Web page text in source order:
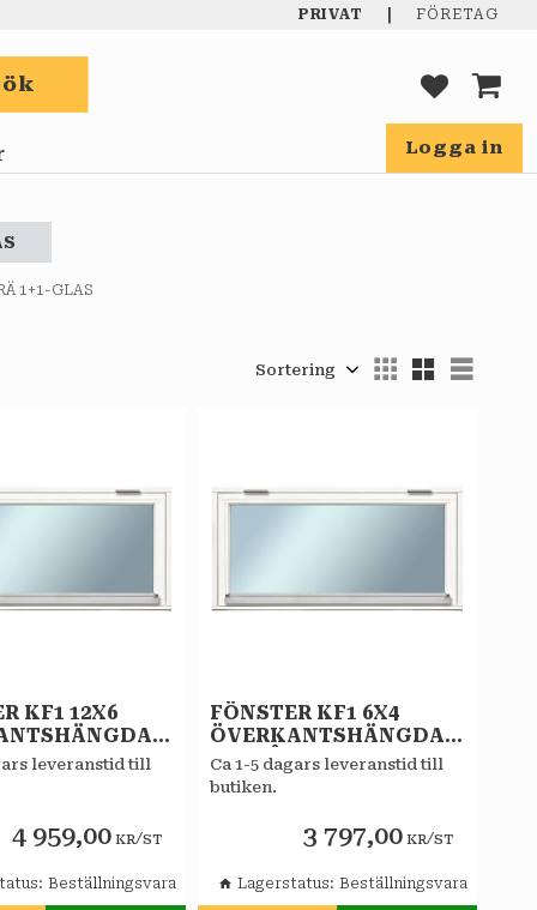
PRIVAT FÖRETAG
Logga in
1+1-GLAS
KF1 12X6
STAR
2-GLAS
leveranstid till
4 959,00KR/ST
Beställningsvara
FÖNSTER KF1 6X4
ÖVERKANTSHÄNGDA
VITMÅLAT STAR
ALLMOGE 2-GLAS
Ca 1-5 dagars leveranstid till
butiken.
3 797,00 KR/ST
Lagerstatus Beställningsvara